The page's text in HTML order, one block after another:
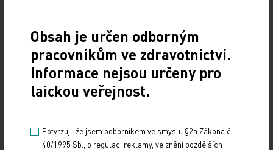
Jedním z hlavních principů léčby
hematoonkologických nemocí v současnosti je
sledování takzvané zbytkové nemoci po léčbě. K
nejcitlivějším metodám průkazu zbytkové nemoci
abnormalit spojených s konkrétními leukémiemi.
Obsah je určen odborným
pracovníkům ve zdravotnictví.
Informace nejsou určeny pro
laickou veřejnost.
Potvrzuji, že jsem odborníkem ve smyslu §2a Zákona č.
40/1995 Sb., o regulaci reklamy, ve znění pozdějších